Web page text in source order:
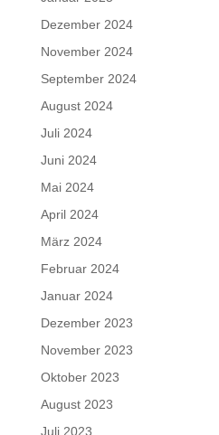
Dezember 2024
November 2024
September 2024
August 2024
Juli 2024
Juni 2024
Mai 2024
April 2024
März 2024
Februar 2024
Januar 2024
Dezember 2023
November 2023
Oktober 2023
August 2023
Juli 2023